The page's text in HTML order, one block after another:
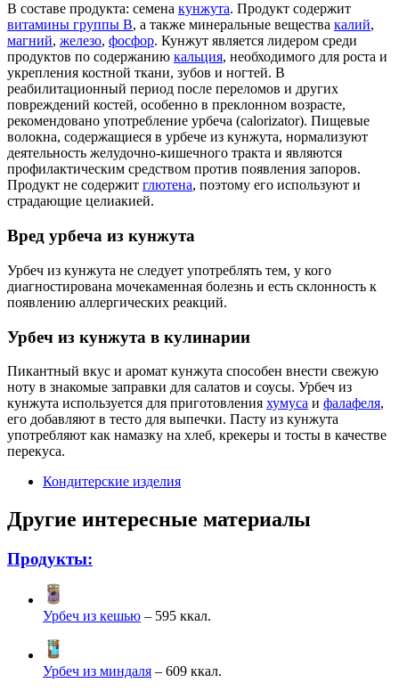
В составе продукта: семена кунжута. Продукт содержит
витамины группы В, а также минеральные вещества калий,
магний, железо, фосфор. Кунжут является лидером среди
продуктов по содержанию кальция, необходимого для роста и
укрепления костной ткани, зубов и ногтей. В
реабилитационный период после переломов и других
повреждений костей, особенно в преклонном возрасте,
рекомендовано употребление урбеча (calorizator). Пищевые
волокна, содержащиеся в урбече из кунжута, нормализуют
деятельность желудочно-кишечного тракта и являются
профилактическим средством против появления запоров.
Продукт не содержит глютена, поэтому его используют и
страдающие целиакией.
Вред урбеча из кунжута
Урбеч из кунжута не следует употреблять тем, у кого
диагностирована мочекаменная болезнь и есть склонность к
появлению аллергических реакций.
Урбеч из кунжута в кулинарии
Пикантный вкус и аромат кунжута способен внести свежую
ноту в знакомые заправки для салатов и соусы. Урбеч из
кунжута используется для приготовления хумуса и фалафеля,
его добавляют в тесто для выпечки. Пасту из кунжута
употребляют как намазку на хлеб, крекеры и тосты в качестве
перекуса.
Кондитерские изделия
Другие интересные материалы
Продукты:
Урбеч из кешью – 595 ккал.
Урбеч из миндаля – 609 ккал.